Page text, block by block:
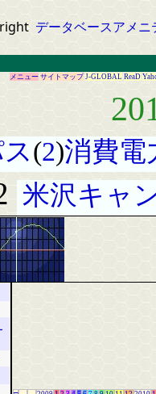
データベースアメニ
メニュー サイトマップ J-GLOBAL ReaD
(2)消費電
米沢キャ